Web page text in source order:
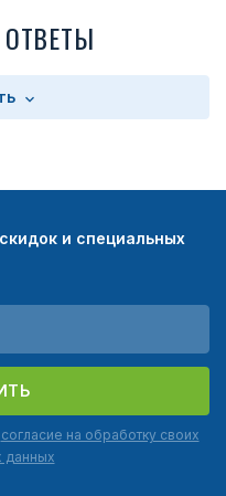
и специальных
согласие на обработку своих
данных